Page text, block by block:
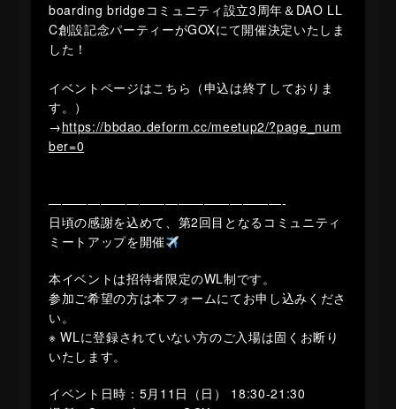
boarding bridgeコミュニティ設立3周年＆DAO LL
C創設記念パーティーがGOXにて開催決定いたしま
した！
イベントページはこちら（申込は終了しておりま
す。）
→https://bbdao.deform.cc/meetup2/?page_num
ber=0
——————————————————-
​日頃の感謝を込めて、第2回目となるコミュニティ
ミートアップを開催
本イベントは招待者限定のWL制です。
参加ご希望の方は本フォームにてお申し込みくださ
い。
※ WLに登録されていない方のご入場は固くお断り
いたします。
イベント日時：5月11日（日） 18:30-21:30